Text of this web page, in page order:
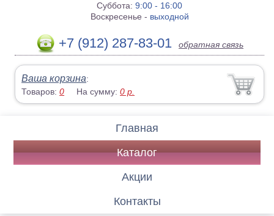
Суббота:9:00 - 16:00
Воскресенье - выходной
+7 (912) 287-83-01 обратная связь
Ваша корзина:
Товаров:0 На сумму:0 р.
Главная
Каталог
Акции
Контакты